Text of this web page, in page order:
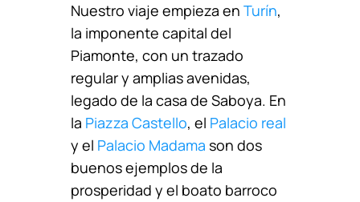
Nuestro viaje empieza en Turín,
la imponente capital del
Piamonte, con un trazado
regular y amplias avenidas,
legado de la casa de Saboya. En
la Piazza Castello, el Palacio real
y el Palacio Madama son dos
buenos ejemplos de la
prosperidad y el boato barroco